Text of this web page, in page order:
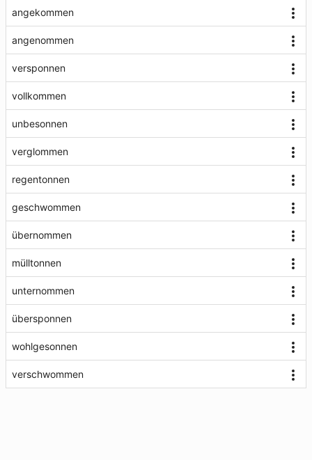
angekommen
angenommen
versponnen
vollkommen
unbesonnen
verglommen
regentonnen
geschwommen
übernommen
mülltonnen
unternommen
übersponnen
wohlgesonnen
verschwommen